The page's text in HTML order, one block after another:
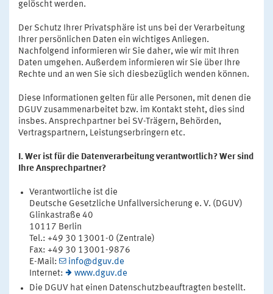
gelöscht werden.
Der Schutz Ihrer Privatsphäre ist uns bei der Verarbeitung
Ihrer persönlichen Daten ein wichtiges Anliegen.
Nachfolgend informieren wir Sie daher, wie wir mit Ihren
Daten umgehen. Außerdem informieren wir Sie über Ihre
Rechte und an wen Sie sich diesbezüglich wenden können.
Diese Informationen gelten für alle Personen, mit denen die
DGUV zusammenarbeitet bzw. im Kontakt steht, dies sind
insbes. Ansprechpartner bei SV-Trägern, Behörden,
Vertragspartnern, Leistungserbringern etc.
I. Wer ist für die Datenverarbeitung verantwortlich? Wer sind
Ihre Ansprechpartner?
Verantwortliche ist die
Deutsche Gesetzliche Unfallversicherung e. V. (DGUV)
Glinkastraße 40
10117 Berlin
Tel.: +49 30 13001-0 (Zentrale)
Fax: +49 30 13001-9876
E-Mail:
info@dguv.de
Internet:
www.dguv.de
Die DGUV hat einen Datenschutzbeauftragten bestellt.